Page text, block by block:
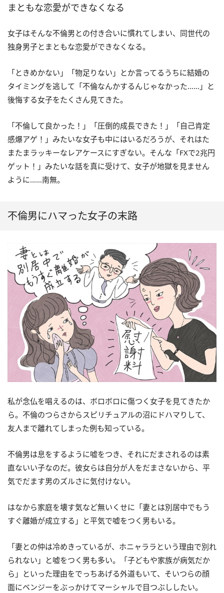
まともな恋愛ができなくなる
女子はそんな不倫男との付き合いに慣れてしまい、同世代の
独身男子とまともな恋愛ができなくなる。
「ときめかない」「物足りない」とか言ってるうちに結婚の
タイミングを逃して「不倫なんかするんじゃなかった……」と
後悔する女子をたくさん見てきた。
「不倫して良かった！」「圧倒的成長できた！」「自己肯定
感爆アゲ！」みたいな女子も中にはいるだろうが、それはた
またまラッキーなレアケースにすぎない。そんな「FXで2兆円
ゲット！」みたいな話を真に受けて、女子が地獄を見ません
ように……南無。
不倫男にハマった女子の末路
私が念仏を唱えるのは、ボロボロに傷つく女子を見てきたか
ら。不倫のつらさからスピリチュアルの沼にドハマりして、
友人まで離れてしまった例も知っている。
不倫男は息をするように嘘をつき、それにだまされるのは素
直ないい子なのだ。彼女らは自分が人をだまさないから、平
気でだます男のズルさに気付けない。
はなから家庭を壊す気など無いくせに「妻とは別居中でもう
すぐ離婚が成立する」と平気で嘘をつく男もいる。
「妻との仲は冷めきっているが、ホニャララという理由で別れ
られない」と嘘をつく男も多い。「子どもや家族が病気だか
ら」といった理由をでっちあげる外道もいて、そいつらの顔
面にベンジーをぶっかけてマーシャルで目つぶししたい。